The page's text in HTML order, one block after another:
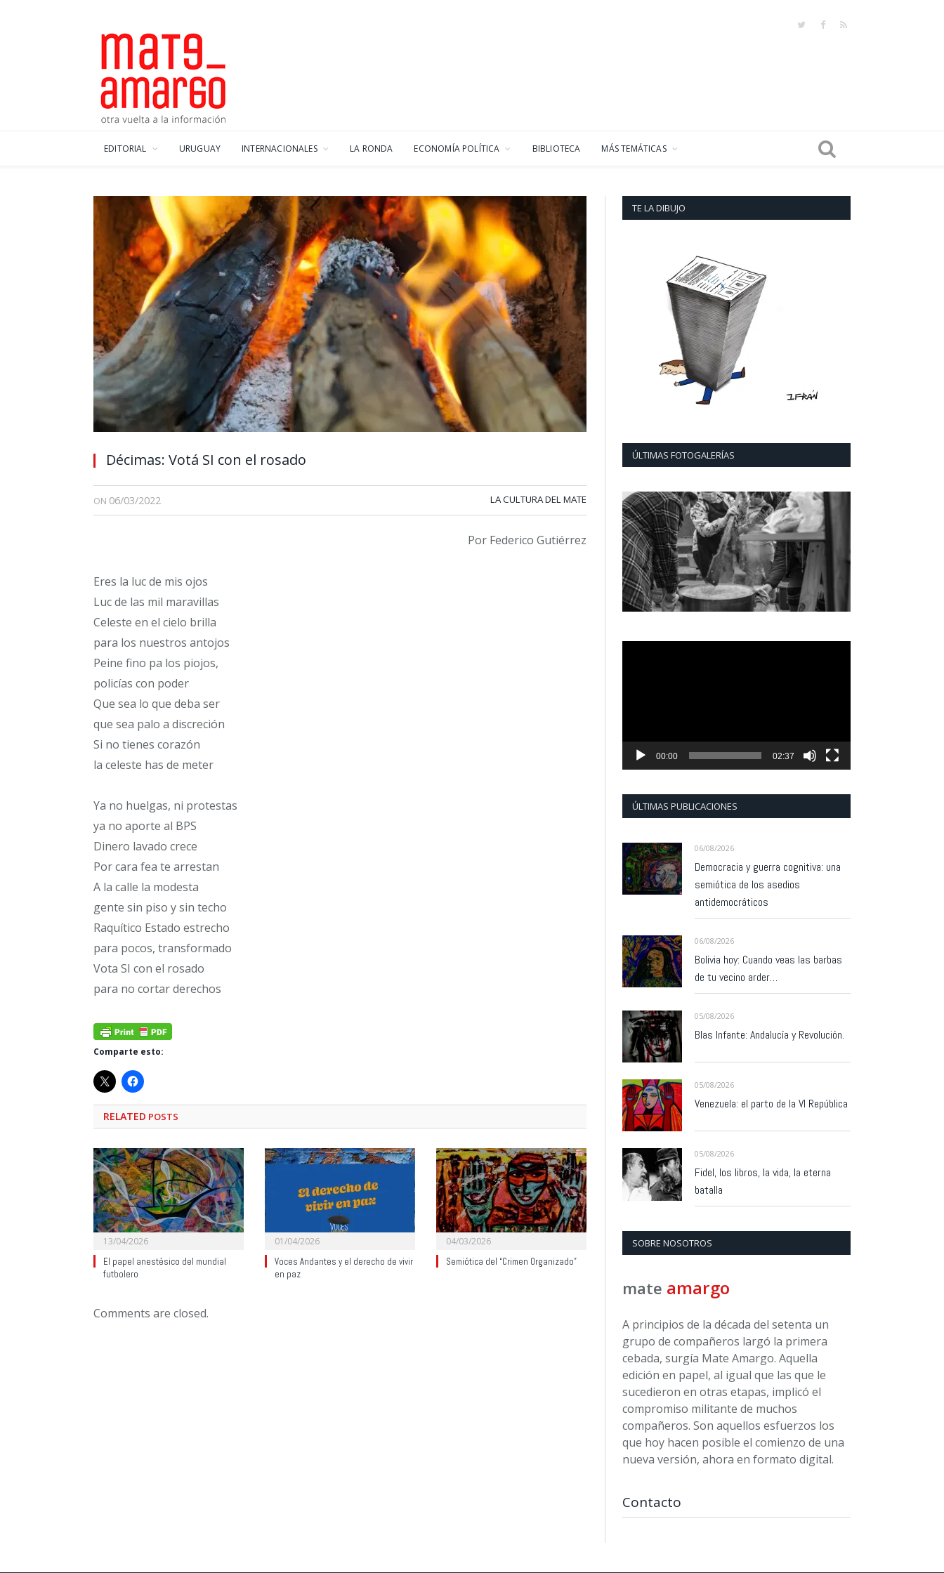
TwitterFacebook
RSS
EDITORIAL URUGUAY INTERNACIONALES LA RONDA ECONOMÍA POLÍTICA BIBLIOTECA MÁS TEMÁTICAS
Décimas: Votá SI con el rosado
ON 06/03/2022 LA CULTURA DEL MATE
Por Federico Gutiérrez
Eres la luc de mis ojos
Luc de las mil maravillas
Celeste en el cielo brilla
para los nuestros antojos
Peine fino pa los piojos,
policías con poder
Que sea lo que deba ser
que sea palo a discreción
Si no tienes corazón
la celeste has de meter
Ya no huelgas, ni protestas
ya no aporte al BPS
Dinero lavado crece
Por cara fea te arrestan
A la calle la modesta
gente sin piso y sin techo
Raquítico Estado estrecho
para pocos, transformado
Vota SI con el rosado
para no cortar derechos
Comparte esto:
RELATED POSTS
13/04/2026
El papel anestésico del mundial
futbolero
01/04/2026
Voces Andantes y el derecho de vivir
en paz
04/03/2026
Semiótica del “Crimen Organizado”
Comments are closed.
TE LA DIBUJO
ÚLTIMAS FOTOGALERÍAS
00:00 02:37
ÚLTIMAS PUBLICACIONES
06/08/2026
Democracia y guerra cognitiva: una
semiótica de los asedios
antidemocráticos
06/08/2026
Bolivia hoy: Cuando veas las barbas
de tu vecino arder…
05/08/2026
Blas Infante: Andalucía y Revolución.
05/08/2026
Venezuela: el parto de la VI República
05/08/2026
Fidel, los libros, la vida, la eterna
batalla
SOBRE NOSOTROS
mate amargo
A principios de la década del setenta un
grupo de compañeros largó la primera
cebada, surgía Mate Amargo. Aquella
edición en papel, al igual que las que le
sucedieron en otras etapas, implicó el
compromiso militante de muchos
compañeros. Son aquellos esfuerzos los
que hoy hacen posible el comienzo de una
nueva versión, ahora en formato digital.
Contacto